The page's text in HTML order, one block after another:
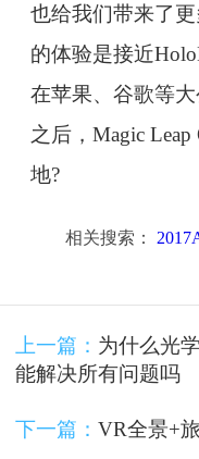
也给我们带来了
的体验是接近
在苹果、谷歌等
之后，Magic
地?
相关搜索：
上一篇： 为什么光
能解决所有问题吗
下一篇： VR全景+